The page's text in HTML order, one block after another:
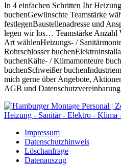
In 4 einfachen Schritten Ihr
buchenGewünschte Teamstärke
festlegenBaustellenadresse und
legen wir los… Teamstärke Anzahl
Art wählenHeizungs- /
Rohrschlosser
buchenKälte- / Klimamonteure
buchenSchweißer
mich gerne über Angebote,
AGB und
Impressum
Datenschutzhinweis
Löschanfrage
Datenauszug